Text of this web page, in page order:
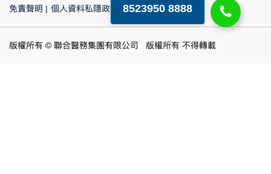
8523950 8888
免責聲明 | 個人資料私隱政策 | 個人資料收集聲明
版權所有 © 聯合醫務集團有限公司 版權所有 不得轉載